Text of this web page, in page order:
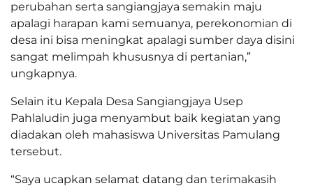
perubahan serta sangiangjaya semakin maju
apalagi harapan kami semuanya, perekonomian di
desa ini bisa meningkat apalagi sumber daya disini
sangat melimpah khususnya di pertanian,”
ungkapnya.
Selain itu Kepala Desa Sangiangjaya Usep
Pahlaludin juga menyambut baik kegiatan yang
diadakan oleh mahasiswa Universitas Pamulang
tersebut.
“Saya ucapkan selamat datang dan terimakasih